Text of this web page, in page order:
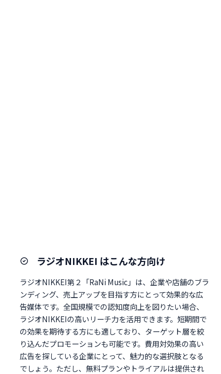
ラジオNIKKEI はこんな方向け
ラジオNIKKEI第２「RaNi Music」は、企業や店舗のブラ
ンディング、売上アップを目指す方にとって効果的な広
告媒体です。全国規模での認知度向上を図りたい場合、
ラジオNIKKEIの高いリーチ力を活用できます。短期間で
の効果を期待する方にも適しており、ターゲット層を絞
り込んだプロモーションも可能です。費用対効果の高い
広告を探している企業にとって、魅力的な選択肢となる
でしょう。ただし、無料プランやトライアルは提供され